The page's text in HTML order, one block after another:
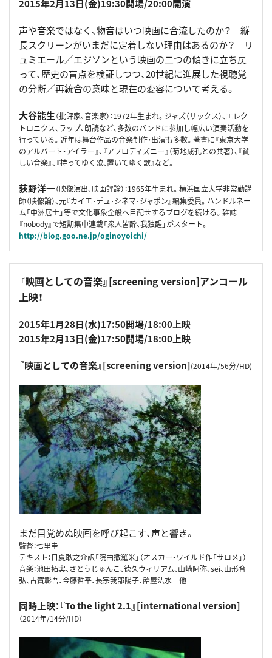
2015年2月13日(金)19:30開場/20:00開演
声や音楽ではなく、物音はいつ映画に合流したのか？ 縦
長スクリーンがいまだに定着しない理由はあるのか？ リ
ュミエール／エジソンという映画の二つの傾きに立ち戻
って、歴史の盲点を検証しつつ、20世紀に進展した視聴覚
の分断／再統合の意味と現在の変容について考える。
大谷能生（批評家、音楽家）：1972年生まれ。ジャズ（サックス）、エレク
トロニクス、ラップ、朗読など、多数のバンドに参加し幅広い演奏活動を
行っている。近年は舞台作品の音楽制作・出演も多数。著書に『東京大学
のアルバート・アイラー』、『アフロディズニー』（菊地成孔との共著）、『貧
しい音楽』、『持ってゆく歌、置いてゆく歌』など。
荻野洋一（映像演出、映画評論）：1965年生まれ。横浜国立大学非常勤講
師（映像論）、元『カイエ･デュ･シネマ･ジャポン』編集委員。ハンドルネー
ム「中洲居士」等で文化事象全般へ目配せするブログを続ける。雑誌
『nobody』で短期集中連載「衆人皆酔、我独醒」がスタート。
http://blog.goo.ne.jp/oginoyoichi/
『映画としての音楽』[screening version]アンコール
上映！
2015年1月28日(水)17:50開場/18:00上映
2015年2月13日(金)17:50開場/18:00上映
『映画としての音楽』[screening version](2014年/56分/HD)
まだ目覚めぬ映画を呼び起こす、声と響き。
監督：七里圭
テキスト：日夏耿之介訳「院曲撒羅米」（オスカー・ワイルド作「サロメ」）
音楽：池田拓実、さとうじゅんこ、徳久ウィリアム、山崎阿弥、sei、山形育
弘、古賀彰吾、今藤哲平、長宗我部陽子、飴屋法水 他
同時上映：『To the light 2.1』[international version]
（2014年/14分/HD）